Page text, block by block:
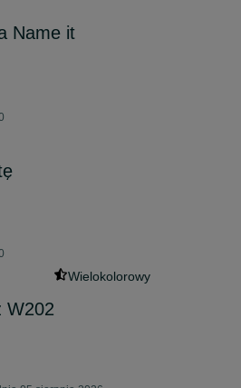
Name it
Wielokolorowy
W202